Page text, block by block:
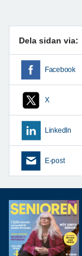
Dela sidan via:
Facebook
X
LinkedIn
E-post